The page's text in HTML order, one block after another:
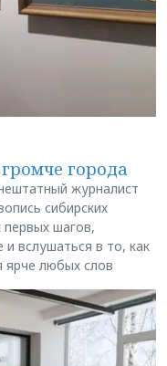
города
журналист
сибирских
первых шагов,
вслушаться в то, как
ярче любых слов